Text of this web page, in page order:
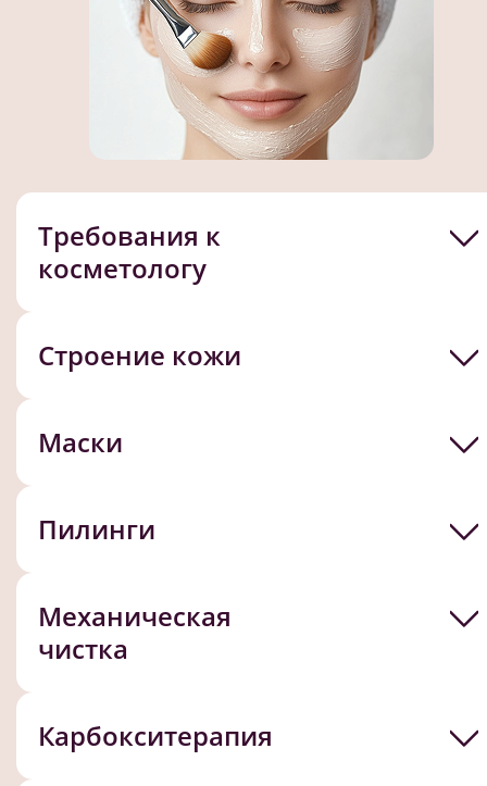
Требования к
косметологу
Строение кожи
Маски
Пилинги
Механическая
чистка
Карбокситерапия